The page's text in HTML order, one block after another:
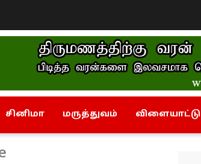
சினிமா மருத்துவம் விளையாட்டு